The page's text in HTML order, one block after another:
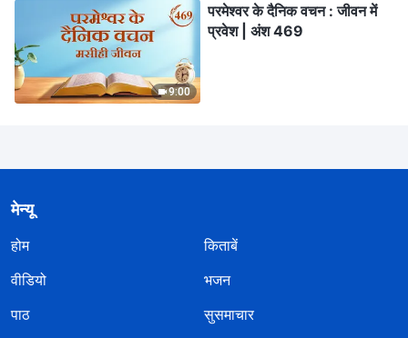
9:00
परमेश्वर के दैनिक वचन : जीवन में
प्रवेश | अंश 469
मेन्यू
होम
किताबें
वीडियो
भजन
पाठ
सुसमाचार